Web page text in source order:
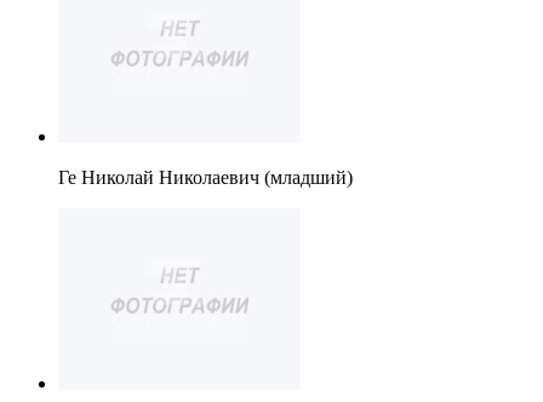
Ге Николай Николаевич (младший)